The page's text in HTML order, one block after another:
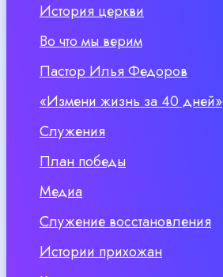
История церкви
Во что мы верим
Пастор Илья Федоров
«Измени жизнь за 40 дней»
Служения
План победы
Медиа
Служение восстановления
Истории прихожан